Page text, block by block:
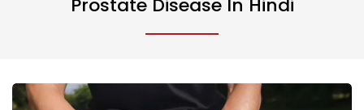
Prostate Disease In Hindi